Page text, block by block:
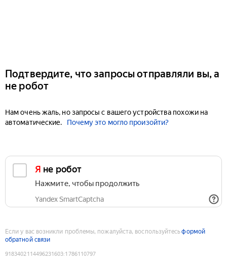
Подтвердите, что запросы отправляли вы, а
не робот
Нам очень жаль, но запросы с вашего устройства похожи на
автоматические.
Почему это могло произойти?
Я не робот
Нажмите, чтобы продолжить
Yandex SmartCaptcha
Если у вас возникли проблемы, пожалуйста, воспользуйтесьформой
обратной связи
9183402114496231603:1786110797